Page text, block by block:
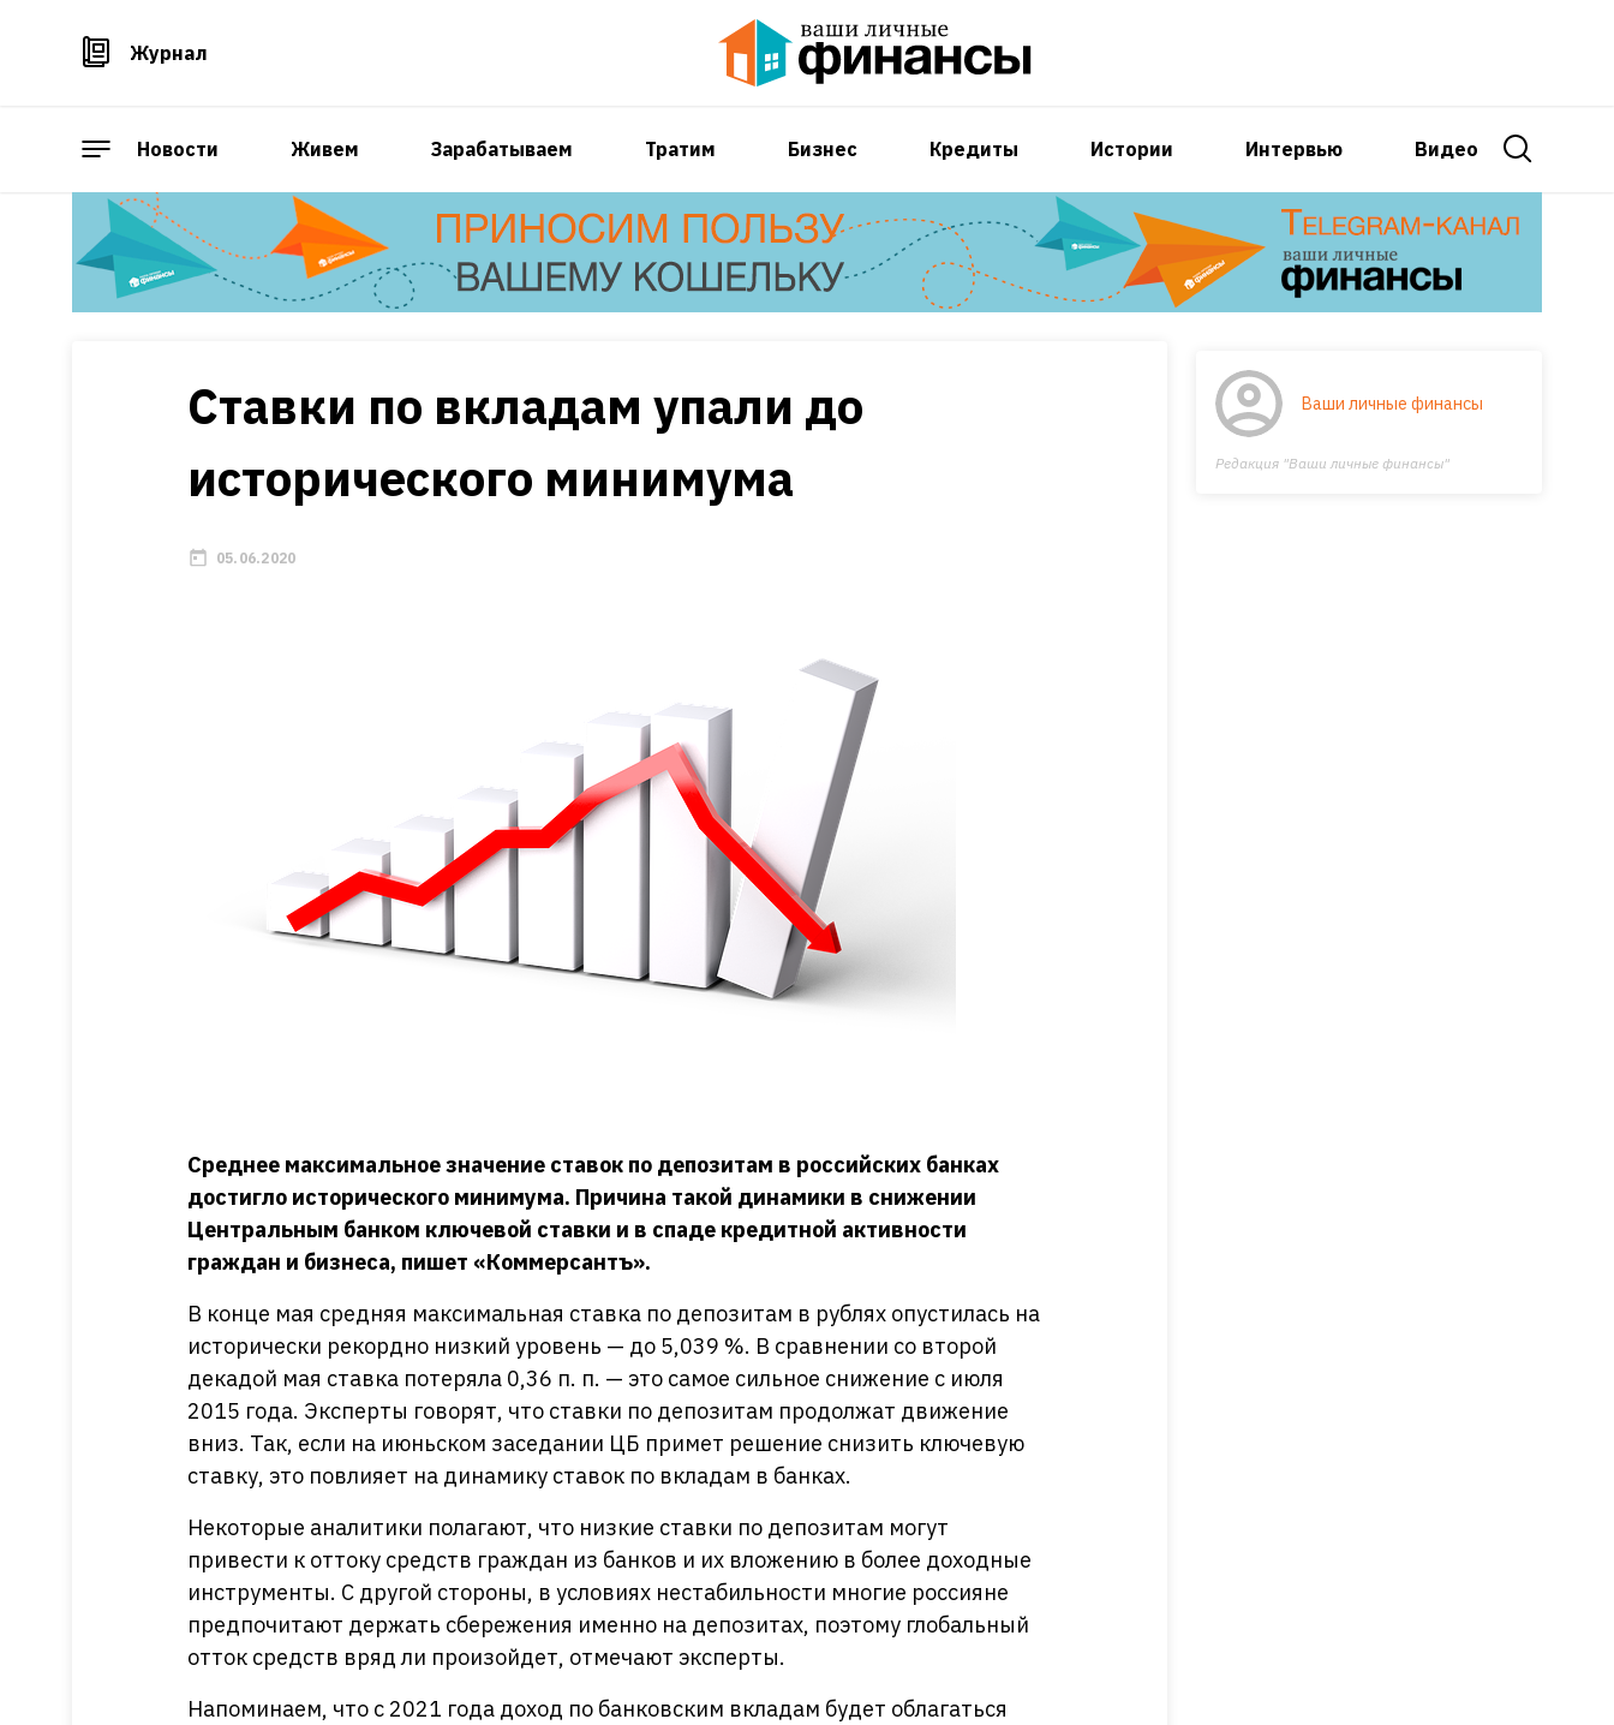
Журнал
Новости Живем Зарабатываем Тратим Бизнес Кредиты Истории Интервью Видео
Ставки по вкладам упали до
исторического минимума
05.06.2020
Ваши личные финансы
Редакция "Ваши личные финансы"
Среднее максимальное значение ставок по депозитам в российских банках
достигло исторического минимума. Причина такой динамики в снижении
Центральным банком ключевой ставки и в спаде кредитной активности
граждан и бизнеса, пишет «Коммерсантъ».
В конце мая средняя максимальная ставка по депозитам в рублях опустилась на
исторически рекордно низкий уровень — до 5,039 %. В сравнении со второй
декадой мая ставка потеряла 0,36 п. п. — это самое сильное снижение с июля
2015 года. Эксперты говорят, что ставки по депозитам продолжат движение
вниз. Так, если на июньском заседании ЦБ примет решение снизить ключевую
ставку, это повлияет на динамику ставок по вкладам в банках.
Некоторые аналитики полагают, что низкие ставки по депозитам могут
привести к оттоку средств граждан из банков и их вложению в более доходные
инструменты. С другой стороны, в условиях нестабильности многие россияне
предпочитают держать сбережения именно на депозитах, поэтому глобальный
отток средств вряд ли произойдет, отмечают эксперты.
Напоминаем, что с 2021 года доход по банковским вкладам будет облагаться